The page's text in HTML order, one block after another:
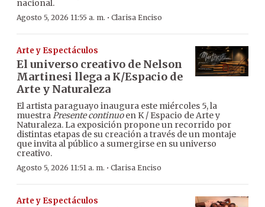
nacional.
Agosto 5, 2026 11:55 a. m. · Clarisa Enciso
Arte y Espectáculos
El universo creativo de Nelson
Martinesi llega a K/Espacio de
Arte y Naturaleza
El artista paraguayo inaugura este miércoles 5, la
muestraPresente continuoen K / Espacio de Arte y
Naturaleza. La exposición propone un recorrido por
distintas etapas de su creación a través de un montaje
que invita al público a sumergirse en su universo
creativo.
Agosto 5, 2026 11:51 a. m. · Clarisa Enciso
Arte y Espectáculos